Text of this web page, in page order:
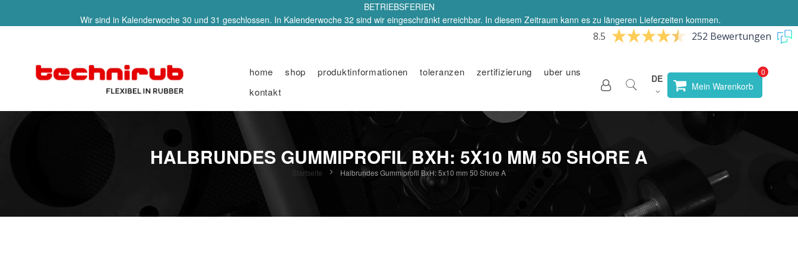
BETRIEBSFERIEN
Wir sind in Kalenderwoche 30 und 31 geschlossen. In Kalenderwoche 32 sind wir eingeschränkt erreichbar. In diesem Zeitraum kann es zu längeren Lieferzeiten kommen.
8.5 252 Bewertungen
home shop produktinformationen toleranzen zertifizierung
uber uns
kontakt
Store
wählen
Sprache
DE
Mein Warenkorb
HALBRUNDES GUMMIPROFIL BXH: 5X10 MM 50 SHORE A
Startseite Halbrundes Gummiprofil BxH: 5x10 mm 50 Shore A